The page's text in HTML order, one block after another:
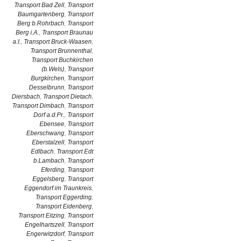
Transport Bad Zell, Transport
Baumgartenberg, Transport
Berg b.Rohrbach, Transport
Berg i.A., Transport Braunau
a.I., Transport Bruck-Waasen,
Transport Brunnenthal,
Transport Buchkirchen
(b.Wels), Transport
Burgkirchen, Transport
Desselbrunn, Transport
Diersbach, Transport Dietach,
Transport Dimbach, Transport
Dorf a.d.Pr., Transport
Ebensee, Transport
Eberschwang, Transport
Eberstalzell, Transport
Edlbach, Transport Edt
b.Lambach, Transport
Eferding, Transport
Eggelsberg, Transport
Eggendorf im Traunkreis,
Transport Eggerding,
Transport Eidenberg,
Transport Eitzing, Transport
Engelhartszell, Transport
Engerwitzdorf, Transport